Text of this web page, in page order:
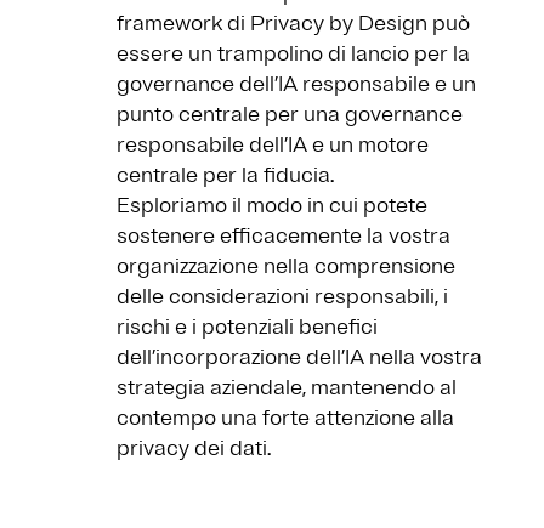
framework di Privacy by Design può
essere un trampolino di lancio per la
governance dell’IA responsabile e un
punto centrale per una governance
responsabile dell’IA e un motore
centrale per la fiducia.
Esploriamo il modo in cui potete
sostenere efficacemente la vostra
organizzazione nella comprensione
delle considerazioni responsabili, i
rischi e i potenziali benefici
dell’incorporazione dell’IA nella vostra
strategia aziendale, mantenendo al
contempo una forte attenzione alla
privacy dei dati.